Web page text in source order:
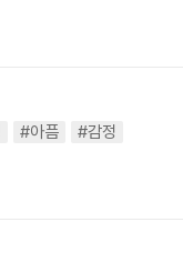
#아픔
#감정